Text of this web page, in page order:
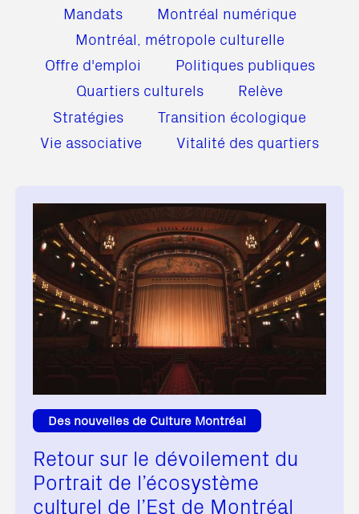
Mandats
Montréal numérique
Montréal, métropole culturelle
Offre d'emploi
Politiques publiques
Quartiers culturels
Relève
Stratégies
Transition écologique
Vie associative
Vitalité des quartiers
Des nouvelles de Culture Montréal
Retour sur le dévoilement du
Portrait de l’écosystème
culturel de l’Est de Montréal